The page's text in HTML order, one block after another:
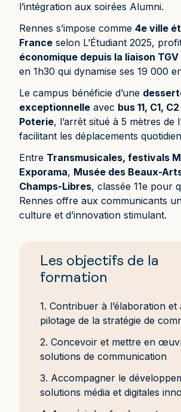
l’intégration aux soirées Alumni.
Rennes s’impose comme 4e ville
France selon L’Étudiant 2025,
économique depuis la liaison TGV
en 1h30 qui dynamise ses 19 000
Le campus bénéficie d’une
exceptionnelle avec bus 11, C1,
Poterie, l’arrêt situé à 5 mètres de
facilitant les déplacements
Entre Transmusicales, festivals
Exporama, Musée des Beaux-
Champs-Libres, classée 11e pour
Rennes offre aux communicants
culture et d’innovation stimulant.
Les objectifs de la
formation
1. Contribuer à l’élaboration et
pilotage de la stratégie de
2. Concevoir et mettre en
solutions de communication
3. Accompagner le
solutions média et digitales